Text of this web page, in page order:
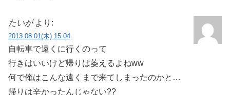
たいが より:
2013.08.01(木) 15:04
自転車で遠くに行くのって
行きはいいけど帰りは萎えるよねww
何で俺はこんな遠くまで来てしまったのかと…
帰りは辛かったんじゃない??